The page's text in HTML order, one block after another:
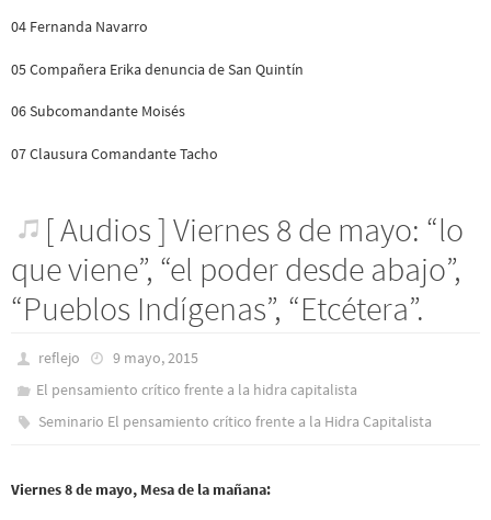
04 Fernanda Navarro
05 Compañera Erika denuncia de San Quintín
06 Subcomandante Moisés
07 Clausura Comandante Tacho
[ Audios ] Viernes 8 de mayo: “lo
que viene”, “el poder desde abajo”,
“Pueblos Indígenas”, “Etcétera”.
reflejo
9 mayo, 2015
El pensamiento crítico frente a la hidra capitalista
Seminario El pensamiento crítico frente a la Hidra Capitalista
Viernes 8 de mayo, Mesa de la mañana: